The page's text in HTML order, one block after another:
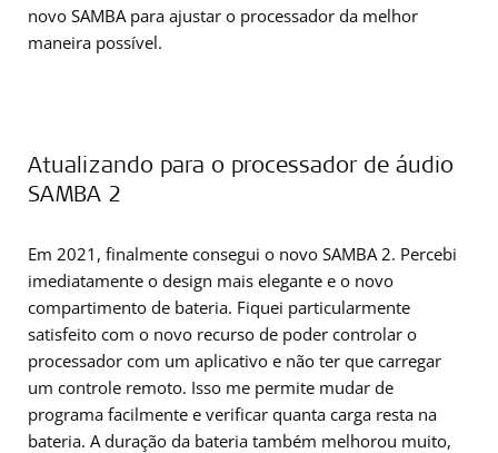
novo SAMBA para ajustar o processador da melhor
maneira possível.
Atualizando para o processador de áudio
SAMBA 2
Em 2021, finalmente consegui o novo SAMBA 2. Percebi
imediatamente o design mais elegante e o novo
compartimento de bateria. Fiquei particularmente
satisfeito com o novo recurso de poder controlar o
processador com um aplicativo e não ter que carregar
um controle remoto. Isso me permite mudar de
programa facilmente e verificar quanta carga resta na
bateria. A duração da bateria também melhorou muito,